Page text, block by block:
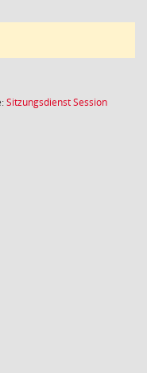
SitzungsdienstSession(Wird in